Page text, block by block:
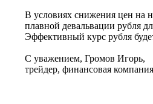
В условиях снижения цен на
плавной девальвации рубля
Эффективный курс рубля
С уважением, Громов Игорь,
трейдер, финансовая